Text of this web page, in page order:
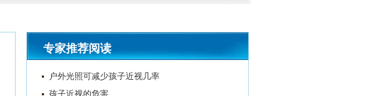
专家推荐阅读
户外光照可减少孩子近视几率
孩子近视的危害